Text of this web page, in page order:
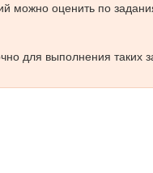
можно оценить по
для выполнения таких